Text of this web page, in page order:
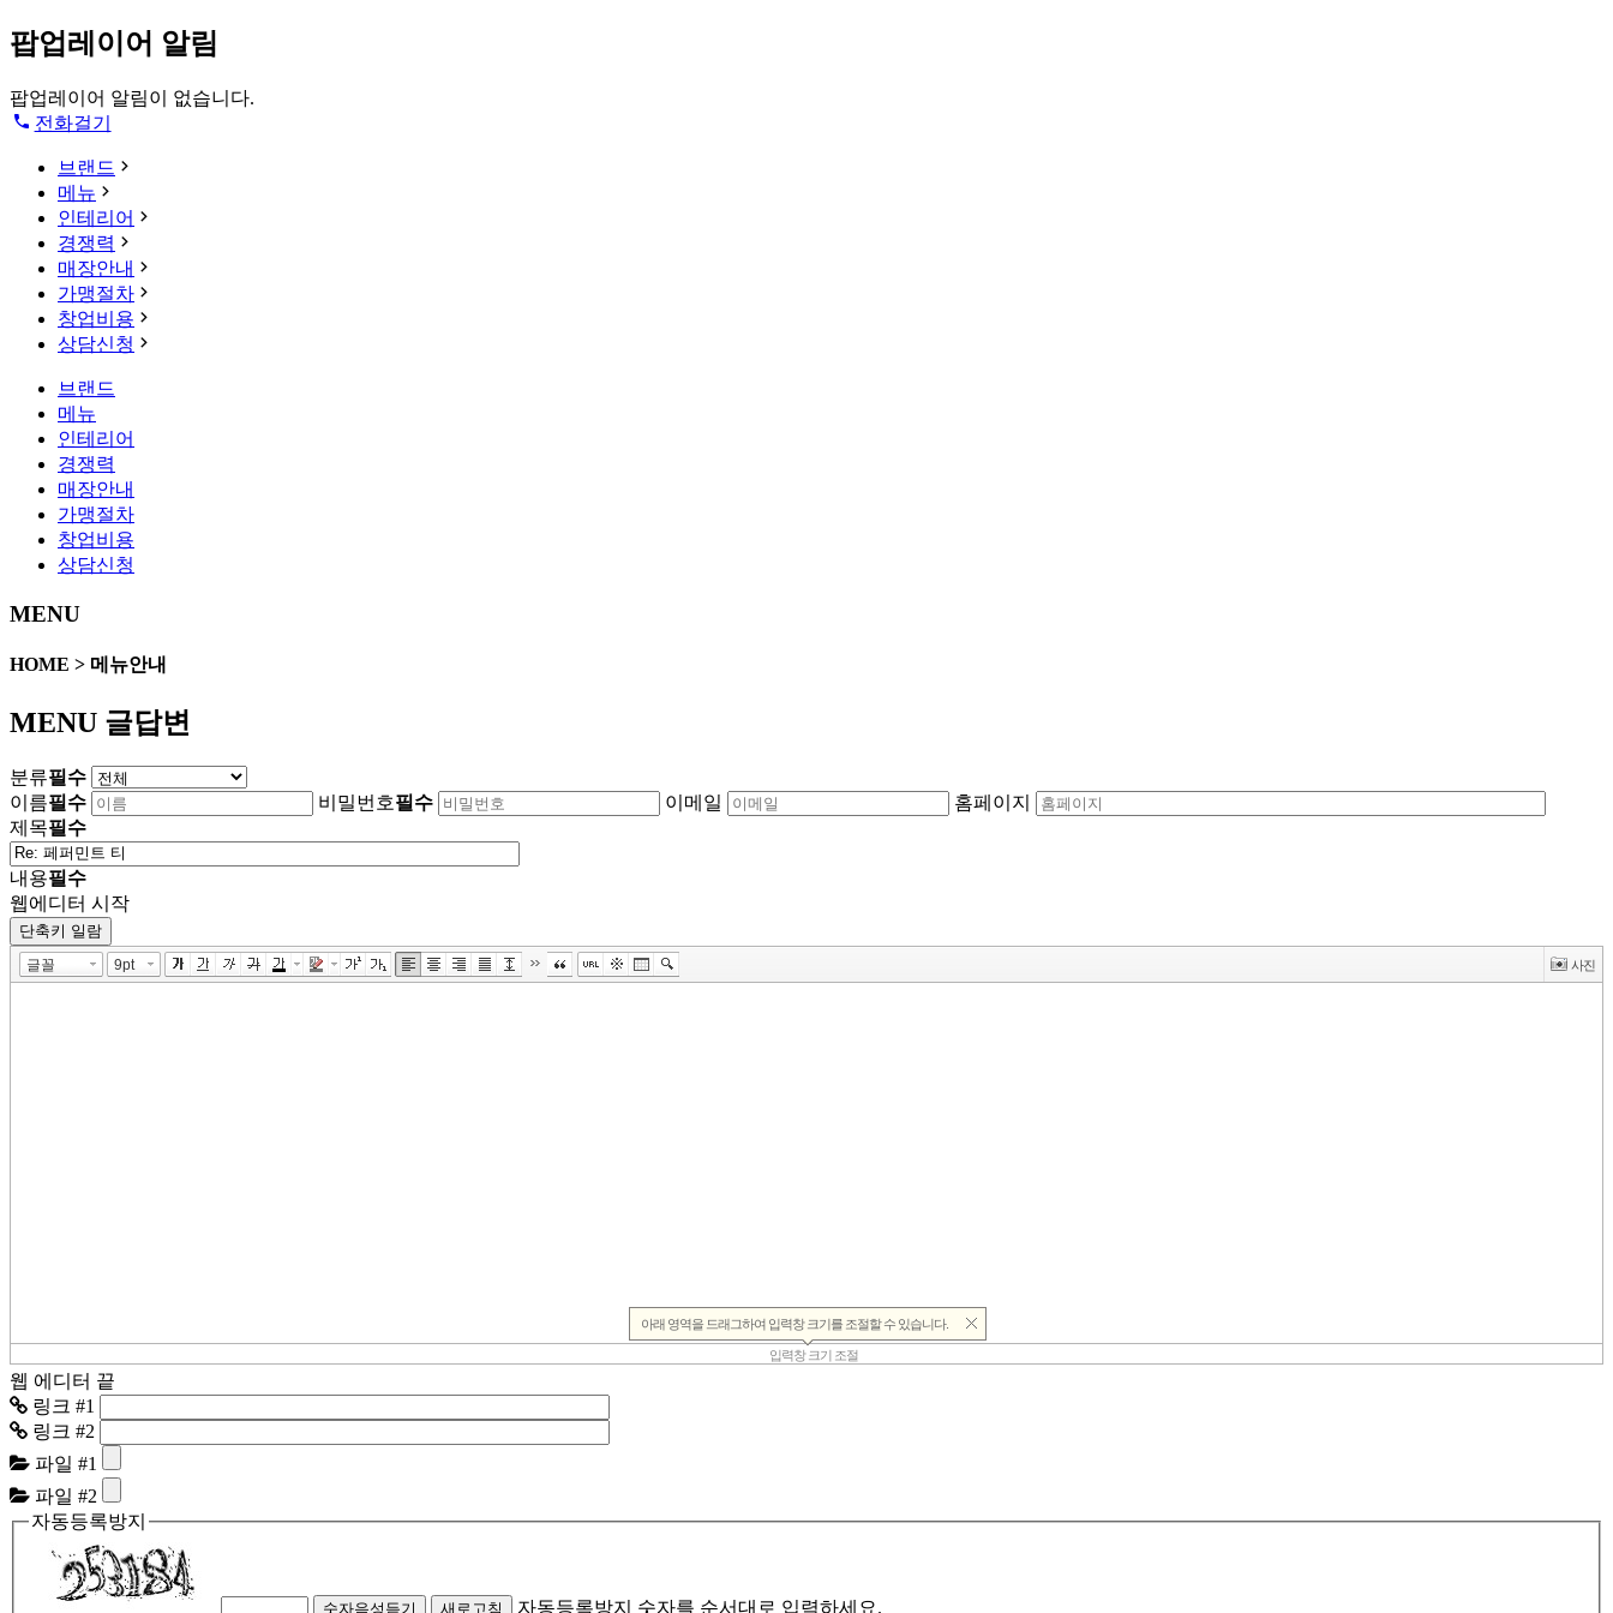
팝업레이어 알림
팝업레이어 알림이 없습니다.
전화걸기
브랜드
메뉴
인테리어
경쟁력
매장안내
가맹절차
창업비용
상담신청
브랜드
메뉴
인테리어
경쟁력
매장안내
가맹절차
창업비용
상담신청
MENU
HOME > 메뉴안내
MENU 글답변
분류필수
이름필수 비밀번호필수 이메일
홈페이지
제목필수
내용필수
웹에디터 시작
단축키 일람
웹 에디터 끝
링크 #1
링크 #2
파일 #1
파일 #2
자동등록방지
숫자음성듣기 새로고침 자동등록방지 숫자를 순서대로 입력하세요.